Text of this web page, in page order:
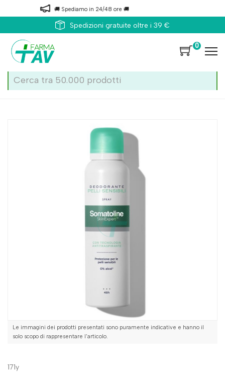
🚚 Spediamo in 24/48 ore 🚚
Spedizioni gratuite oltre i 39 €
0
Le immagini dei prodotti presentati sono puramente indicative e hanno il
solo scopo di rappresentare l'articolo.
171y